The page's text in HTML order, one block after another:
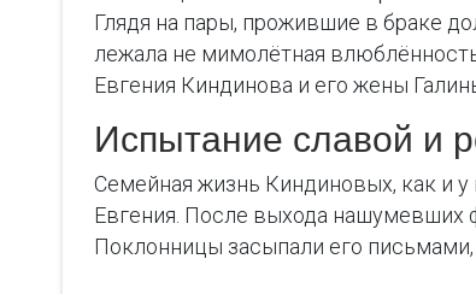
Глядя на пары, прожившие в браке
лежала не мимолётная
Евгения Киндинова и его жены
Испытание славой и
Семейная жизнь Киндиновых, как и
Евгения. После выхода нашумевших
Поклонницы засыпали его письмами,